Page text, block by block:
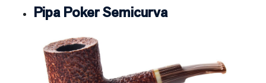
Pipa Poker Semicurva